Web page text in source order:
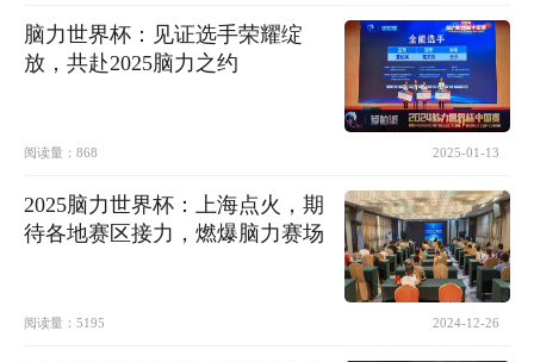
脑力世界杯：见证选手荣耀绽
放，共赴2025脑力之约
阅读量： 868 2025-01-13
2025脑力世界杯：上海点火，期
待各地赛区接力，燃爆脑力赛场
阅读量： 5195 2024-12-26